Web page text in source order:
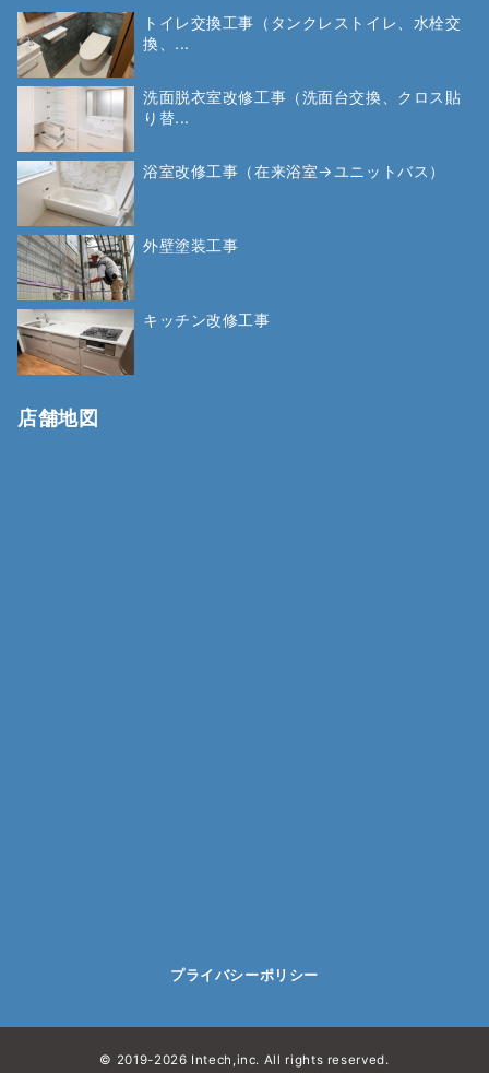
トイレ交換工事（タンクレストイレ、水栓交
換、...
洗面脱衣室改修工事（洗面台交換、クロス貼
り替...
浴室改修工事（在来浴室→ユニットバス）
外壁塗装工事
キッチン改修工事
店舗地図
プライバシーポリシー
© 2019-2026 Intech,inc. All rights reserved.